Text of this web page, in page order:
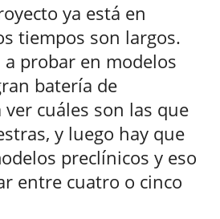
ya está en
tiempos son largos.
probar en modelos
batería de
cuáles son las que
y luego hay que
preclínicos y eso
entre cuatro o cinco